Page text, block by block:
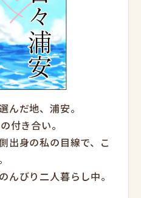
んだ地、浦安。
付き合い。
出身の私の目線で、こ
んびり二人暮らし中。